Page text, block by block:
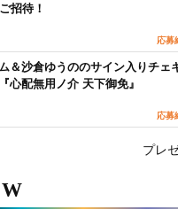
招待！
応
＆沙倉ゆうののサイン入りチェ
心配無用ノ介 天下御免』
応
プレ